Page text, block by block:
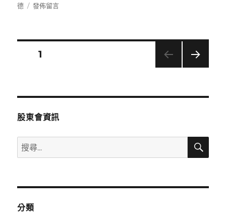
日
德
在
物
中
心
券〉
發佈留言
分
頁次1
股東會資訊
搜
尋
鍵
搜
分類